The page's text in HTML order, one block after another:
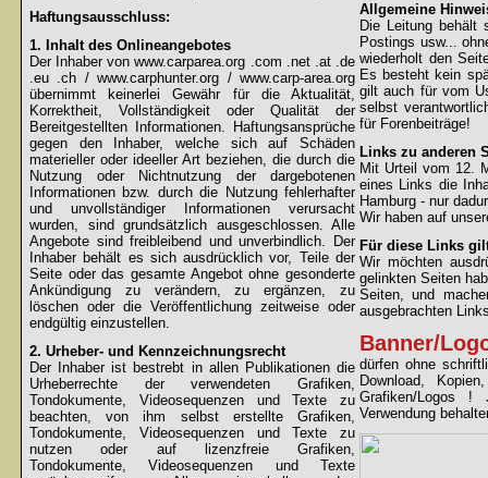
Haftungsausschluss:
1. Inhalt des Onlineangebotes
Der Inhaber von www.carparea.org .com .net .at .de
.eu .ch / www.carphunter.org / www.carp-area.org
übernimmt keinerlei Gewähr für die Aktualität,
Korrektheit, Vollständigkeit oder Qualität der
Bereitgestellten Informationen. Haftungsansprüche
gegen den Inhaber, welche sich auf Schäden
materieller oder ideeller Art beziehen, die durch die
Nutzung oder Nichtnutzung der dargebotenen
Informationen bzw. durch die Nutzung fehlerhafter
und unvollständiger Informationen verursacht
wurden, sind grundsätzlich ausgeschlossen. Alle
Angebote sind freibleibend und unverbindlich. Der
Inhaber behält es sich ausdrücklich vor, Teile der
Seite oder das gesamte Angebot ohne gesonderte
Ankündigung zu verändern, zu ergänzen, zu
löschen oder die Veröffentlichung zeitweise oder
endgültig einzustellen.
2. Urheber- und Kennzeichnungsrecht
Der Inhaber ist bestrebt in allen Publikationen die
Urheberrechte der verwendeten Grafiken,
Tondokumente, Videosequenzen und Texte zu
beachten, von ihm selbst erstellte Grafiken,
Tondokumente, Videosequenzen und Texte zu
nutzen oder auf lizenzfreie Grafiken,
Tondokumente, Videosequenzen und Texte
Allgemeine
Die Leitung behält
Postings usw...
wiederholt den
Es besteht kein
gilt auch für vom
selbst
für Forenbeiträge!
Links zu anderen
Mit Urteil vom 12.
eines Links die
Hamburg - nur
Wir haben auf
Für diese Links
Wir möchten
gelinkten Seiten
Seiten, und
ausgebrachten
Banner/
dürfen ohne
Download,
Grafiken/Logos !
Verwendung